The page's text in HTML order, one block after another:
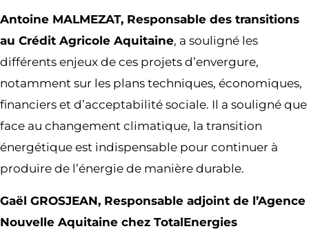
Antoine MALMEZAT, Responsable des transitions
au Crédit Agricole Aquitaine, a souligné les
différents enjeux de ces projets d’envergure,
notamment sur les plans techniques, économiques,
financiers et d’acceptabilité sociale. Il a souligné que
face au changement climatique, la transition
énergétique est indispensable pour continuer à
produire de l’énergie de manière durable.
Gaël GROSJEAN, Responsable adjoint de l’Agence
Nouvelle Aquitaine chez TotalEnergies